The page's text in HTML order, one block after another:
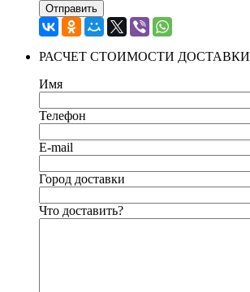
Отправить
РАСЧЕТ СТОИМОСТИ ДОСТАВКИ
Имя
Телефон
E-mail
Город доставки
Что доставить?